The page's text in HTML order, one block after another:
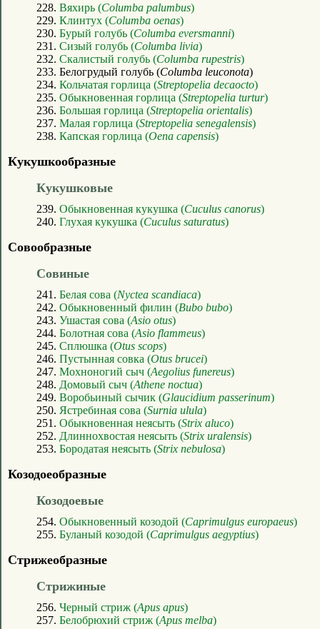
228. Вяхирь (Columba palumbus)
229. Клинтух (Columba oenas)
230. Бурый голубь (Columba eversmanni)
231. Сизый голубь (Columba livia)
232. Скалистый голубь (Columba rupestris)
233. Белогрудый голубь (Columba leuconota)
234. Кольчатая горлица (Streptopelia decaocto)
235. Обыкновенная горлица (Streptopelia turtur)
236. Большая горлица (Streptopelia orientalis)
237. Малая горлица (Streptopelia senegalensis)
238. Капская горлица (Oena capensis)
Кукушкообразные
Кукушковые
239. Обыкновенная кукушка (Cuculus canorus)
240. Глухая кукушка (Cuculus saturatus)
Совообразные
Совиные
241. Белая сова (Nyctea scandiaca)
242. Обыкновенный филин (Bubo bubo)
243. Ушастая сова (Asio otus)
244. Болотная сова (Asio flammeus)
245. Сплюшка (Otus scops)
246. Пустынная совка (Otus brucei)
247. Мохноногий сыч (Aegolius funereus)
248. Домовый сыч (Athene noctua)
249. Воробьиный сычик (Glaucidium passerinum)
250. Ястребиная сова (Surnia ulula)
251. Обыкновенная неясыть (Strix aluco)
252. Длиннохвостая неясыть (Strix uralensis)
253. Бородатая неясыть (Strix nebulosa)
Козодоеобразные
Козодоевые
254. Обыкновенный козодой (Caprimulgus europaeus)
255. Буланый козодой (Caprimulgus aegyptius)
Стрижеобразные
Стрижиные
256. Черный стриж (Apus apus)
257. Белобрюхий стриж (Apus melba)